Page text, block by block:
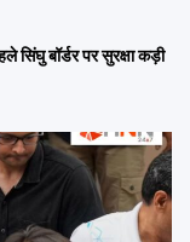
बॉर्डर पर सुरक्षा कड़ी